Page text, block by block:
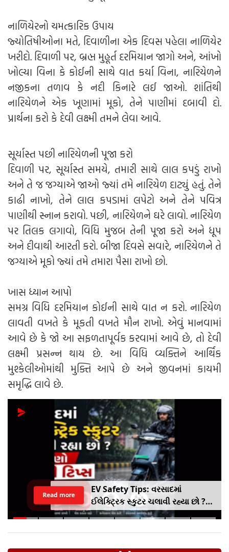
નાળિયેરનો ચમત્કારિક ઉપાય
જ્યોતિષીઓના મતે, દિવાળીના એક દિવસ પહેલા નાળિયેર
ખરીદો. દિવાળી પર, બ્રહ્મ મુહૂર્ત દરમિયાન જાગો અને, આંખો
ખોલ્યા વિના કે કોઈની સાથે વાત કર્યા વિના, નારિયેળને
નજીકના તળાવ કે નદી કિનારે લઈ જાઓ. શાંતિથી
નારિયેળને એક ખૂણામાં મૂકો, તેને પાણીમાં દબાવી દો.
પ્રાર્થના કરો કે દેવી લક્ષ્મી તમને લેવા આવે.
સૂર્યાસ્ત પછી નારિયેળની પૂજા કરો
દિવાળી પર, સૂર્યાસ્ત સમયે, તમારી સાથે લાલ કપડું રાખો
અને તે જ જગ્યાએ જાઓ જ્યાં તમે નારિયેળ દાટ્યું હતું. તેને
કાઢી નાખો, તેને લાલ કપડામાં લપેટો અને તેને પવિત્ર
પાણીથી સ્નાન કરાવો. પછી, નારિયેળને ઘરે લાવો. નારિયેળ
પર તિલક લગાવો, વિધિ મુજબ તેની પૂજા કરો અને ધૂપ
અને દીવાથી આરતી કરો. બીજા દિવસે સવારે, નારિયેળને તે
જગ્યાએ મૂકો જ્યાં તમે તમારા પૈસા રાખો છો.
ખાસ ધ્યાન આપો
સમગ્ર વિધિ દરમિયાન કોઈની સાથે વાત ન કરો. નારિયેળ
લાવતી વખતે કે મૂકતી વખતે મૌન રાખો. એવું માનવામાં
આવે છે કે જો આ સફળતાપૂર્વક કરવામાં આવે છે, તો દેવી
લક્ષ્મી પ્રસન્ન થાય છે. આ વિધિ વ્યક્તિને આર્થિક
મુશ્કેલીઓમાંથી મુક્તિ આપે છે અને જીવનમાં કાયમી
સમૃદ્ધિ લાવે છે.
EV Safety Tips: વરસાદમાં
ઈલેક્ટ્રિક સ્કુટર ચલાવી રહ્યા છો ?
આ નાનકડી ભૂલ પડી શકે છે ભારે ..
Read more